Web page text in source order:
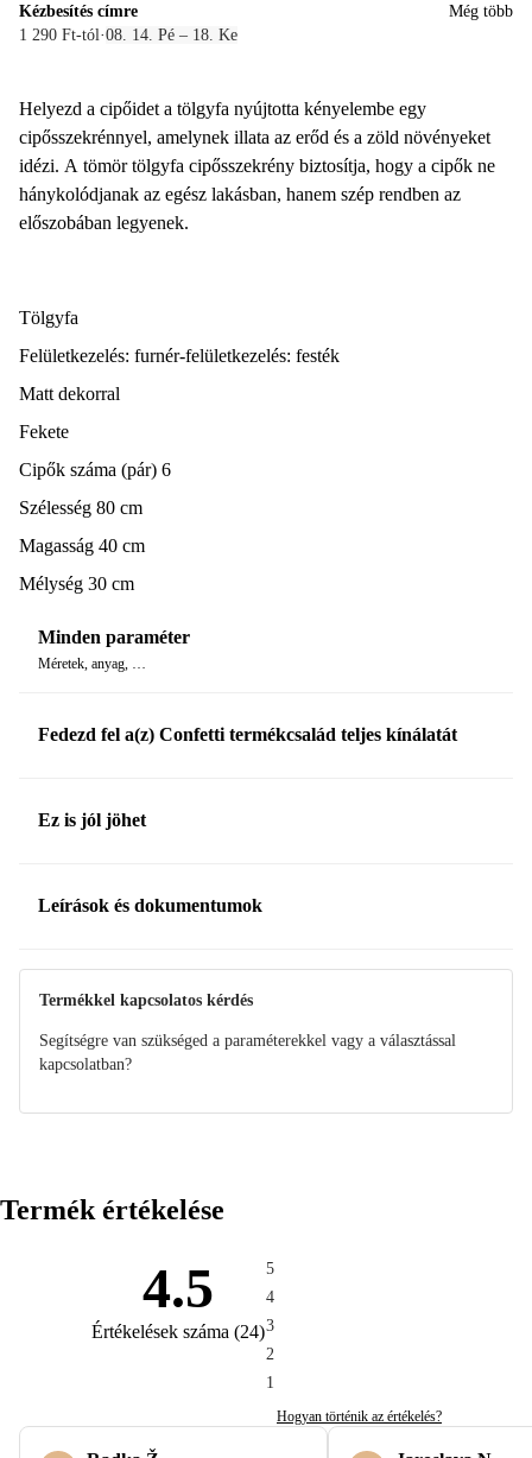
Kézbesítés címre
1 290 Ft-tól ·08. 14. Pé – 18. Ke
Még több
Helyezd a cipőidet a tölgyfa nyújtotta kényelembe egy
cipősszekrénnyel, amelynek illata az erőd és a zöld növényeket
idézi. A tömör tölgyfa cipősszekrény biztosítja, hogy a cipők ne
hánykolódjanak az egész lakásban, hanem szép rendben az
előszobában legyenek.
Tölgyfa
Felületkezelés: furnér-felületkezelés: festék
Matt dekorral
Fekete
Cipők száma (pár) 6
Szélesség 80 cm
Magasság 40 cm
Mélység 30 cm
Minden paraméter
Méretek, anyag, …
Fedezd fel a(z) Confetti termékcsalád teljes kínálatát
Ez is jól jöhet
Leírások és dokumentumok
Útmutató
Termékkel kapcsolatos kérdés
Segítségre van szükséged a paraméterekkel vagy a választással
kapcsolatban?
Termék értékelése
4.5
Értékelések száma (24)
5
4
3
2
1
Hogyan történik az értékelés?